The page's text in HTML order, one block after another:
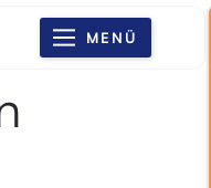
MENÜ